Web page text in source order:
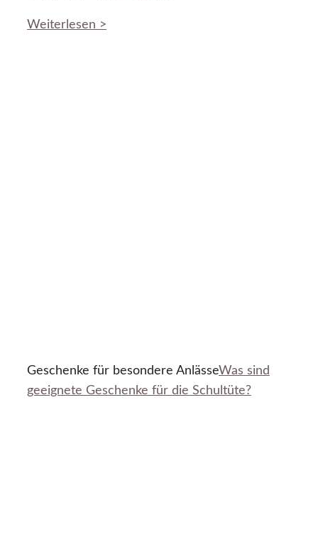
Weiterlesen >
Geschenke für besondere AnlässeWas sind
geeignete Geschenke für die Schultüte?